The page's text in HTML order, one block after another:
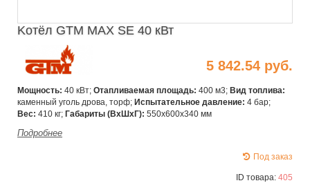
Kотёл GTM MAX SE 40 кВт
5 842.54 руб.
Мощность: 40 кВт; Отапливаемая площадь: 400 м3; Вид топлива:
каменный уголь дрова, торф; Испытательное давление: 4 бар;
Вес: 410 кг; Габариты (ВхШxГ): 550х600х340 мм
Подробнее
Под заказ
ID товара: 405